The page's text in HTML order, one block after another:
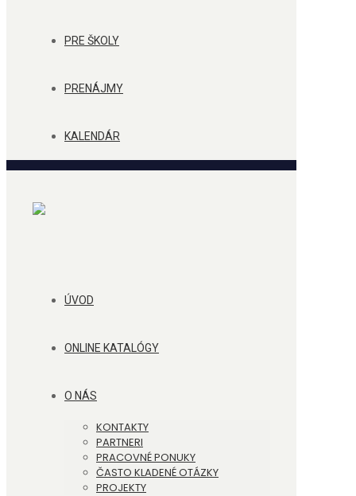
PRE ŠKOLY
PRENÁJMY
KALENDÁR
ÚVOD
ONLINE KATALÓGY
O NÁS
KONTAKTY
PARTNERI
PRACOVNÉ PONUKY
ČASTO KLADENÉ OTÁZKY
PROJEKTY